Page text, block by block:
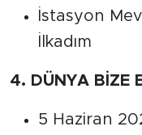
İstasyon
İlkadım
4. DÜNYA BİZE
5 Haziran